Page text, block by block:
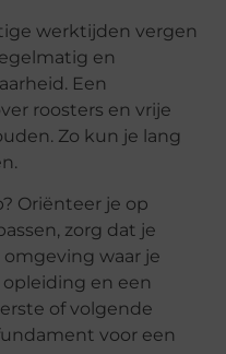
werktijden vergen
en
Een
roosters en vrije
Zo kun je lang
Oriënteer je op
zorg dat je
omgeving waar je
en een
of volgende
voor een